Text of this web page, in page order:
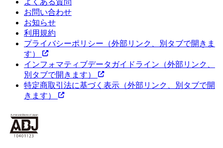
よくある質問
お問い合わせ
お知らせ
利用規約
プライバシーポリシー （外部リンク、別タブで開きま
す）
インフォマティブデータガイドライン （外部リンク、
別タブで開きます）
特定商取引法に基づく表示 （外部リンク、別タブで開
きます）